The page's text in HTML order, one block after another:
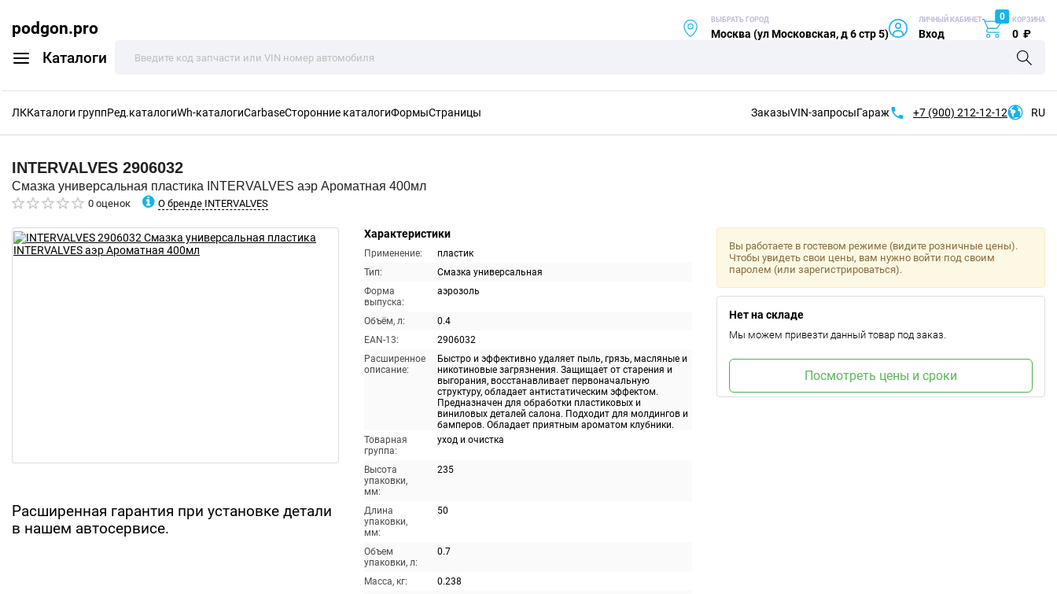
podgon.pro
Каталоги
ВЫБРАТЬ ГОРОД
Москва (ул Московская, д 6 стр 5)
ЛИЧНЫЙ КАБИНЕТ
Вход
0 КОРЗИНА
0 ₽
ЛККаталоги группРед.каталогиWh-каталогиCarbaseСторонние каталогиФормыСтраницы ЗаказыVIN-запросыГараж +7 (900) 212-12-12 RU
INTERVALVES 2906032
Смазка универсальная пластика INTERVALVES аэр Ароматная 400мл
0 оценок О бренде INTERVALVES
Расширенная гарантия при установке детали
в нашем автосервисе.
Характеристики
Применение:
пластик
Тип:
Смазка универсальная
Форма
выпуска:
аэрозоль
Объём, л:
0.4
EAN-13:
2906032
Расширенное
описание:
Быстро и эффективно удаляет пыль, грязь, масляные и
никотиновые загрязнения. Защищает от старения и
выгорания, восстанавливает первоначальную
структуру, обладает антистатическим эффектом.
Предназначен для обработки пластиковых и
виниловых деталей салона. Подходит для молдингов и
бамперов. Обладает приятным ароматом клубники.
Товарная
группа:
уход и очистка
Высота
упаковки,
мм:
235
Длина
упаковки,
мм:
50
Объем
упаковки, л:
0.7
Масса, кг:
0.238
Вы работаете в гостевом режиме (видите розничные цены).
Чтобы увидеть свои цены, вам нужно войти под своим
паролем (или зарегистрироваться).
Нет на складе
Мы можем привезти данный товар под заказ.
Посмотреть цены и сроки